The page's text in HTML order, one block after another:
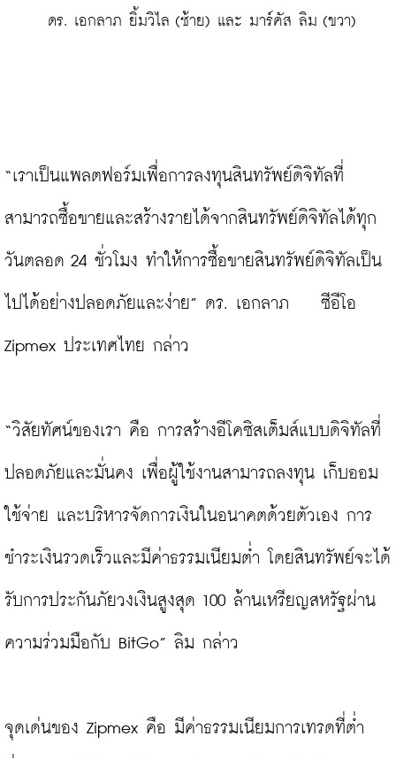
ดร. เอกลาภ ยิ้มวิไล (ซ้าย) และ มาร์คัส ลิม (ขวา)
“เราเป็นแพลตฟอร์มเพื่อการลงทุนสินทรัพย์ดิจิทัลที่
สามารถซื้อขายและสร้างรายได้จากสินทรัพย์ดิจิทัลได้ทุก
วันตลอด 24 ชั่วโมง ทำให้การซื้อขายสินทรัพย์ดิจิทัลเป็น
ไปได้อย่างปลอดภัยและง่าย” ดร. เอกลาภ    ซีอีโอ
Zipmex ประเทศไทย กล่าว
“วิสัยทัศน์ของเรา คือ การสร้างอีโคซิสเต็มส์แบบดิจิทัลที่
ปลอดภัยและมั่นคง เพื่อผู้ใช้งานสามารถลงทุน เก็บออม
ใช้จ่าย และบริหารจัดการเงินในอนาคตด้วยตัวเอง การ
ชำระเงินรวดเร็วและมีค่าธรรมเนียมต่ำ โดยสินทรัพย์จะได้
รับการประกันภัยวงเงินสูงสุด 100 ล้านเหรียญสหรัฐผ่าน
ความร่วมมือกับ BitGo” ลิม กล่าว
จุดเด่นของ Zipmex คือ มีค่าธรรมเนียมการเทรดที่ต่ำ